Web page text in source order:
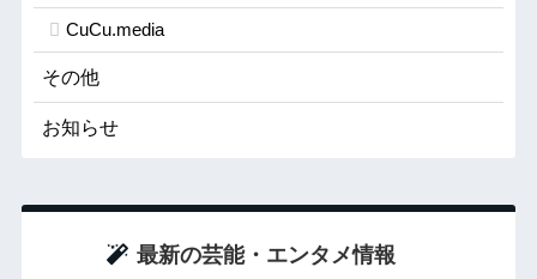
CuCu.media
その他
お知らせ
最新の芸能・エンタメ情報